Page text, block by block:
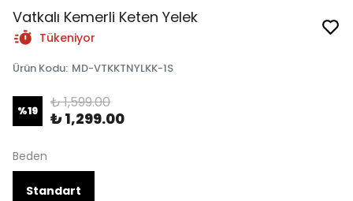
Vatkalı Kemerli Keten Yelek
Tükeniyor
Ürün Kodu: MD-VTKKTNYLKK-1S
%19 ₺ 1,599.00
₺ 1,299.00
Beden
Standart